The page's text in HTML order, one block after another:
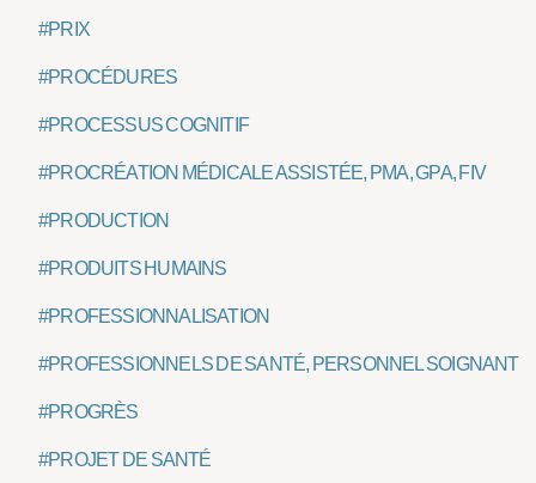
#PRIX
#PROCÉDURES
#PROCESSUS COGNITIF
#PROCRÉATION MÉDICALE ASSISTÉE, PMA, GPA, FIV
#PRODUCTION
#PRODUITS HUMAINS
#PROFESSIONNALISATION
#PROFESSIONNELS DE SANTÉ, PERSONNEL SOIGNANT
#PROGRÈS
#PROJET DE SANTÉ